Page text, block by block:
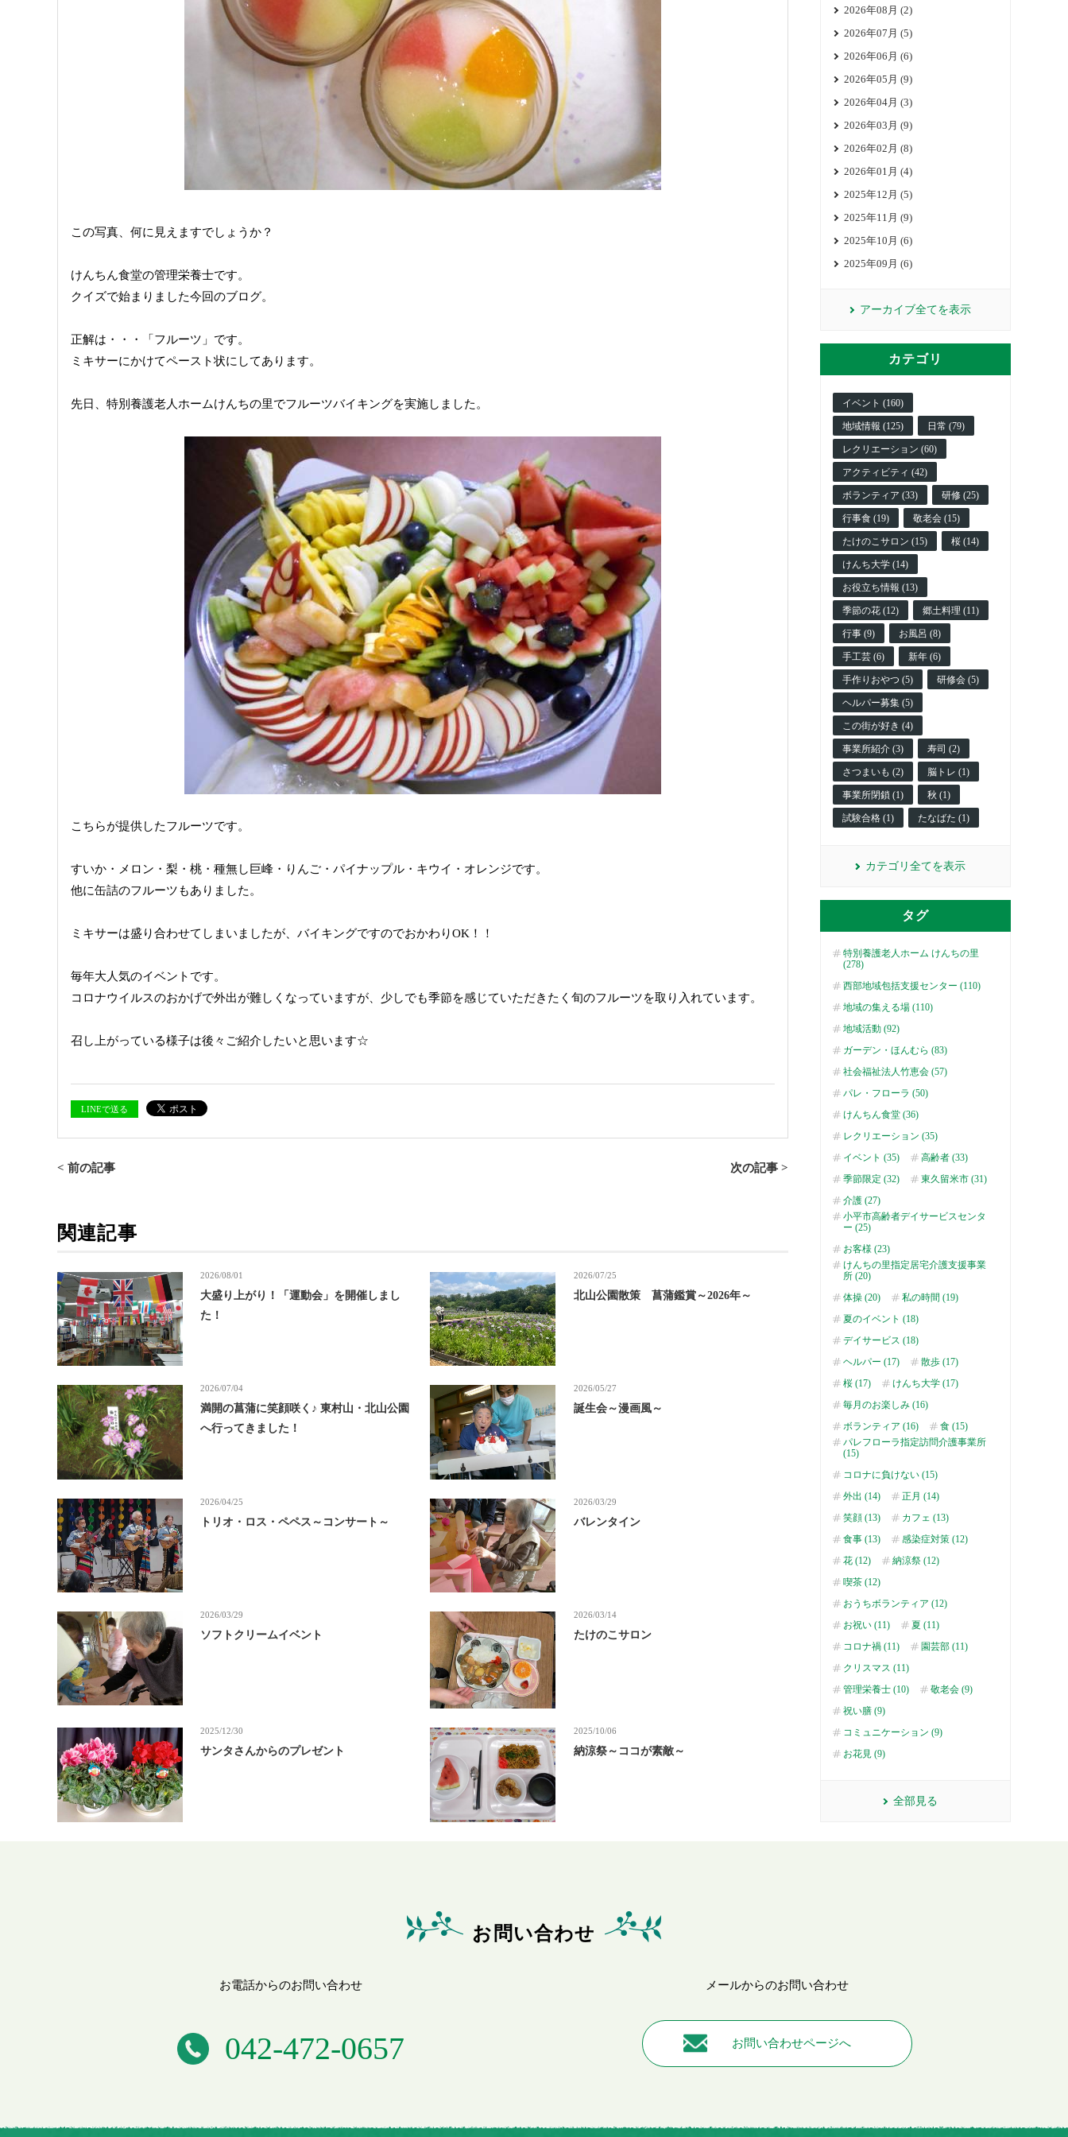
この写真、何に見えますでしょうか？
けんちん食堂の管理栄養士です。
クイズで始まりました今回のブログ。
正解は・・・「フルーツ」です。
ミキサーにかけてペースト状にしてあります。
先日、特別養護老人ホームけんちの里でフルーツバイキングを実施しました。
こちらが提供したフルーツです。
すいか・メロン・梨・桃・種無し巨峰・りんご・パイナップル・キウイ・オレンジです。
他に缶詰のフルーツもありました。
ミキサーは盛り合わせてしまいましたが、バイキングですのでおかわりOK！！
毎年大人気のイベントです。
コロナウイルスのおかげで外出が難しくなっていますが、少しでも季節を感じていただきたく旬のフルーツを取り入れています。
召し上がっている様子は後々ご紹介したいと思います☆
LINEで送る
< 前の記事 次の記事 >
関連記事
2026/08/01
大盛り上がり！「運動会」を開催しまし
た！
2026/07/25
北山公園散策 菖蒲鑑賞～2026年～
2026/07/04
満開の菖蒲に笑顔咲く♪ 東村山・北山公園
へ行ってきました！
2026/05/27
誕生会～漫画風～
2026/04/25
トリオ・ロス・ペペス～コンサート～
2026/03/29
バレンタイン
2026/03/29
ソフトクリームイベント
2026/03/14
たけのこサロン
2025/12/30
サンタさんからのプレゼント
2025/10/06
納涼祭～ココが素敵～
2026年08月 (2)
2026年07月 (5)
2026年06月 (6)
2026年05月 (9)
2026年04月 (3)
2026年03月 (9)
2026年02月 (8)
2026年01月 (4)
2025年12月 (5)
2025年11月 (9)
2025年10月 (6)
2025年09月 (6)
アーカイブ全てを表示
カテゴリ
イベント (160)
地域情報 (125) 日常 (79)
レクリエーション (60)
アクティビティ (42)
ボランティア (33) 研修 (25)
行事食 (19) 敬老会 (15)
たけのこサロン (15) 桜 (14)
けんち大学 (14)
お役立ち情報 (13)
季節の花 (12) 郷土料理 (11)
行事 (9) お風呂 (8)
手工芸 (6) 新年 (6)
手作りおやつ (5) 研修会 (5)
ヘルパー募集 (5)
この街が好き (4)
事業所紹介 (3) 寿司 (2)
さつまいも (2) 脳トレ (1)
事業所閉鎖 (1) 秋 (1)
試験合格 (1) たなばた (1)
カテゴリ全てを表示
タグ
特別養護老人ホーム けんちの里
(278)
西部地域包括支援センター (110)
地域の集える場 (110)
地域活動 (92)
ガーデン・ほんむら (83)
社会福祉法人竹恵会 (57)
パレ・フローラ (50)
けんちん食堂 (36)
レクリエーション (35)
イベント (35)
高齢者 (33)
季節限定 (32)
東久留米市 (31)
介護 (27)
小平市高齢者デイサービスセンタ
ー (25)
お客様 (23)
けんちの里指定居宅介護支援事業
所 (20)
体操 (20)
私の時間 (19)
夏のイベント (18)
デイサービス (18)
ヘルパー (17)
散歩 (17)
桜 (17)
けんち大学 (17)
毎月のお楽しみ (16)
ボランティア (16)
食 (15)
パレフローラ指定訪問介護事業所
(15)
コロナに負けない (15)
外出 (14)
正月 (14)
笑顔 (13)
カフェ (13)
食事 (13)
感染症対策 (12)
花 (12)
納涼祭 (12)
喫茶 (12)
おうちボランティア (12)
お祝い (11)
夏 (11)
コロナ禍 (11)
園芸部 (11)
クリスマス (11)
管理栄養士 (10)
敬老会 (9)
祝い膳 (9)
コミュニケーション (9)
お花見 (9)
全部見る
お問い合わせ
お電話からのお問い合わせ
042-472-0657
メールからのお問い合わせ
お問い合わせページへ